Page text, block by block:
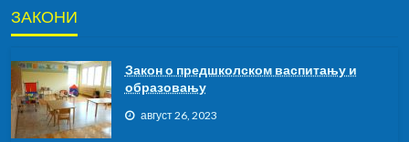
ЗАКОНИ
Закон о предшколском васпитању и
образовању
август 26, 2023